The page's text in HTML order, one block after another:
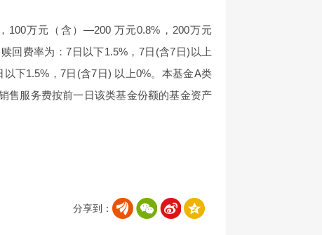
100万元（含）—200 万元0.8%，200万元
回费率为：7日以下1.5%，7日(含7日)以上
下1.5%，7日(含7日) 以上0%。本基金A类
售服务费按前一日该类基金份额的基金资产
分享到：